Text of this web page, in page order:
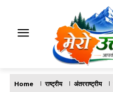
Home राष्ट्रीय अंतरराष्ट्रीय